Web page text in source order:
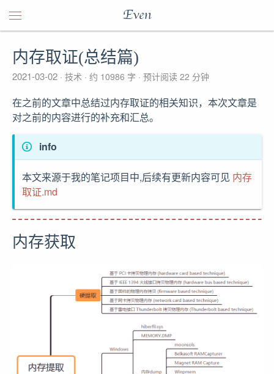
Even
内存取证(总结篇)
2021-03-02 技术 约 10986 字 预计阅读 22 分钟
在之前的文章中总结过内存取证的相关知识，本次文章是
对之前的内容进行的补充和汇总。
info
本文来源于我的笔记项目中,后续有更新内容可见 内存
取证.md
内存获取